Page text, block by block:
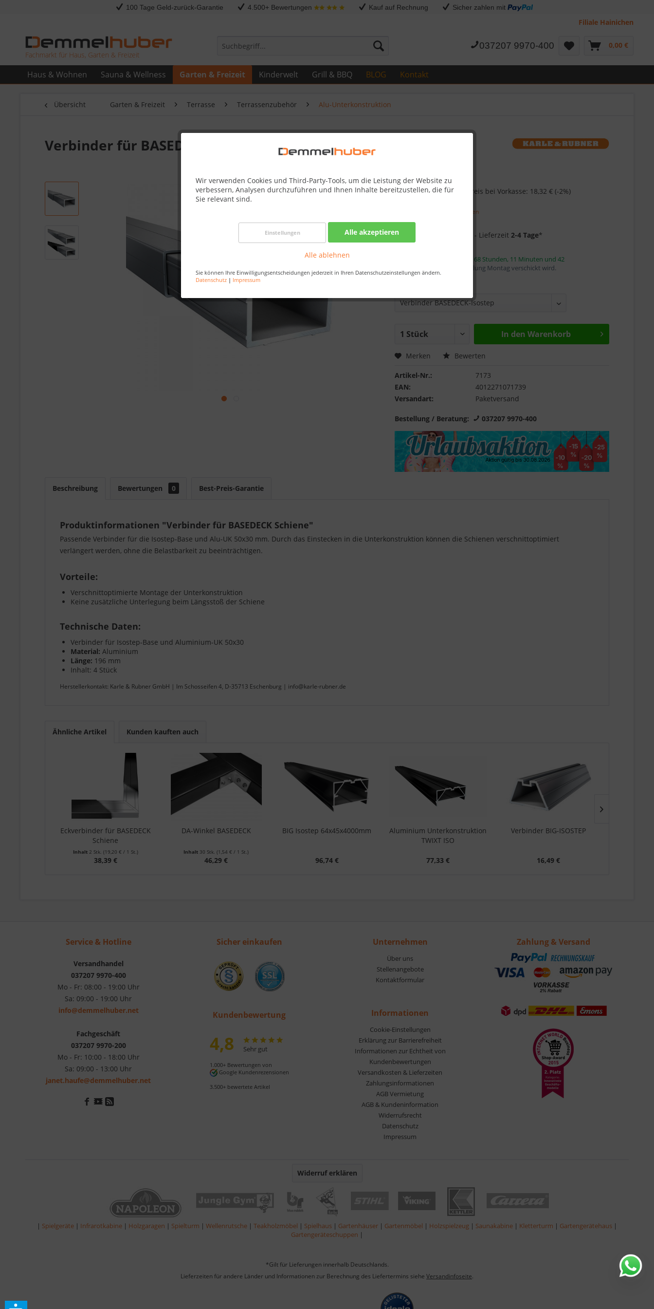
100 Tage Geld-zurück-Garantie 4.500+ Bewertungen Kauf auf Rechnung Sicher zahlen mit
Filiale Hainichen
Fachmarkt für Haus, Garten & Freizeit
037207 9970-400 0,00 €
Haus & Wohnen Sauna & Wellness Garten & Freizeit Kinderwelt Grill & BBQ BLOG Kontakt
Wir verwenden Cookies und Third-Party-Tools, um die Leistung der Website zu
verbessern, Analysen durchzuführen und Ihnen Inhalte bereitzustellen, die für
Sie relevant sind.
Einstellungen Alle akzeptieren
Alle ablehnen
Sie können Ihre Einwilligungsentscheidungen jederzeit in Ihren Datenschutzeinstellungen ändern.
Datenschutz | Impressum
Übersicht Garten & Freizeit Terrasse Terrassenzubehör Alu-Unterkonstruktion
Verbinder für BASEDECK Schiene
18,69 € Skonto-Preis bei Vorkasse: 18,32 € (-2%)
zzgl. Versandkosten
Best-Preis-Garantie
- Lieferzeit2-4 Tage*
68 Stunden, 11 Minuten und 41
, damit die Bestellung Montag verschickt wird.
In den Warenkorb
Merken Bewerten
Artikel-Nr.:
7173
EAN:
4012271071739
Versandart:
Paketversand
Bestellung / Beratung: 037207 9970-400
Beschreibung Bewertungen 0 Best-Preis-Garantie
Produktinformationen "Verbinder für BASEDECK Schiene"
Passende Verbinder für die Isostep-Base und Alu-UK 50x30 mm. Durch das Einstecken in die Unterkonstruktion können die Schienen verschnittoptimiert
verlängert werden, ohne die Belastbarkeit zu beeinträchtigen.
Vorteile:
Verschnittoptimierte Montage der Unterkonstruktion
Keine zusätzliche Unterlegung beim Längsstoß der Schiene
Technische Daten:
Verbinder für Isostep-Base und Aluminium-UK 50x30
Material: Aluminium
Länge: 196 mm
Inhalt: 4 Stück
Herstellerkontakt: Karle & Rubner GmbH | Im Schosseifen 4, D-35713 Eschenburg | info@karle-rubner.de
Ähnliche Artikel Kunden kauften auch
Eckverbinder für BASEDECK
Schiene
Inhalt 2 Stk. (19,20 € / 1 St.)
38,39 €
DA-Winkel BASEDECK
Inhalt 30 Stk. (1,54 € / 1 St.)
46,29 €
BIG Isostep 64x45x4000mm
96,74 €
Aluminium Unterkonstruktion
TWIXT ISO
77,33 €
Verbinder BIG-ISOSTEP
16,49 €
Service & Hotline
Versandhandel
037207 9970-400
Mo - Fr: 08:00 - 19:00 Uhr
Sa: 09:00 - 19:00 Uhr
info@demmelhuber.net
Fachgeschäft
037207 9970-200
Mo - Fr: 10:00 - 18:00 Uhr
Sa: 09:00 - 13:00 Uhr
janet.haufe@demmelhuber.net
Sicher einkaufen
Kundenbewertung
4,8 Sehr gut
1.000+ Bewertungen von
Google Kundenrezensionen
3.500+ bewertete Artikel
Unternehmen
Über uns
Stellenangebote
Kontaktformular
Informationen
Cookie-Einstellungen
Erklärung zur Barrierefreiheit
Informationen zur Echtheit von
Kundenbewertungen
Versandkosten & Lieferzeiten
Zahlungsinformationen
AGB Vermietung
AGB & Kundeninformation
Widerrufsrecht
Datenschutz
Impressum
Zahlung & Versand
Widerruf erklären
| Spielgeräte | Infrarotkabine | Holzgaragen | Spielturm | Wellenrutsche | Teakholzmöbel | Spielhaus | Gartenhäuser | Gartenmöbel | Holzspielzeug | Saunakabine | Kletterturm | Gartengerätehaus |
Gartengeräteschuppen |
*Gilt für Lieferungen innerhalb Deutschlands.
Lieferzeiten für andere Länder und Informationen zur Berechnung des Liefertermins siehe Versandinfoseite.